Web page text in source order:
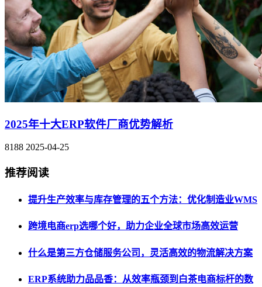
2025年十大ERP软件厂商优势解析
8188 2025-04-25
推荐阅读
提升生产效率与库存管理的五个方法：优化制造业WMS
跨境电商erp选哪个好，助力企业全球市场高效运营
什么是第三方仓储服务公司，灵活高效的物流解决方案
ERP系统助力品品香：从效率瓶颈到白茶电商标杆的数